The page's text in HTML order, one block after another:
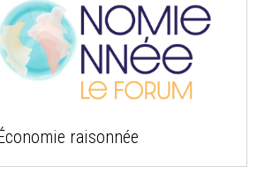
raisonnée